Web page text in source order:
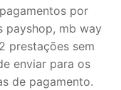
por
payshop, mb way
prestações sem
enviar para os
de pagamento.